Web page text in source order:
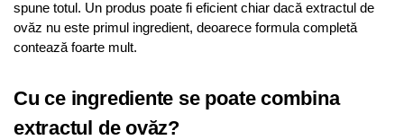
spune totul. Un produs poate fi eficient chiar dacă extractul de
ovăz nu este primul ingredient, deoarece formula completă
contează foarte mult.
Cu ce ingrediente se poate combina
extractul de ovăz?